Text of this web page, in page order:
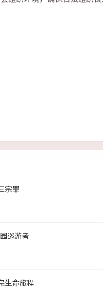
宗罪
巡游者
生命旅程